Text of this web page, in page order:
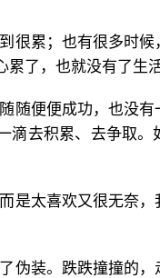
很累；也有很多时
了，也就没有了生
随便便成功，也没
滴去积累、去争取
是太喜欢又很无奈
伪装。跌跌撞撞的